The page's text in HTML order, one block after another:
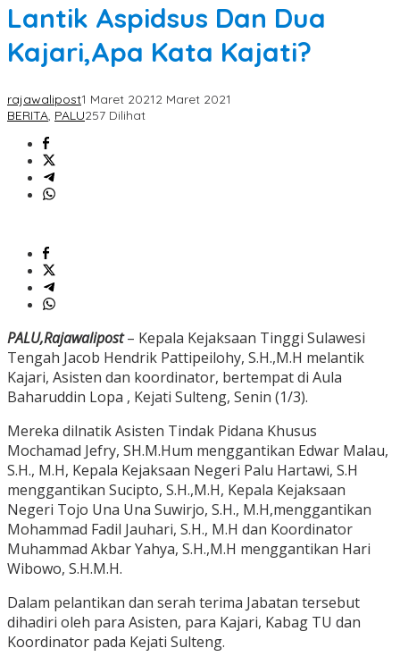
Lantik Aspidsus Dan Dua
Kajari,Apa Kata Kajati?
rajawalipost1 Maret 20212 Maret 2021
BERITA, PALU257 Dilihat
PALU,Rajawalipost– Kepala Kejaksaan Tinggi Sulawesi
Tengah Jacob Hendrik Pattipeilohy, S.H.,M.H melantik
Kajari, Asisten dan koordinator, bertempat di Aula
Baharuddin Lopa , Kejati Sulteng, Senin (1/3).
Mereka dilnatik Asisten Tindak Pidana Khusus
Mochamad Jefry, SH.M.Hum menggantikan Edwar Malau,
S.H., M.H, Kepala Kejaksaan Negeri Palu Hartawi, S.H
menggantikan Sucipto, S.H.,M.H, Kepala Kejaksaan
Negeri Tojo Una Una Suwirjo, S.H., M.H,menggantikan
Mohammad Fadil Jauhari, S.H., M.H dan Koordinator
Muhammad Akbar Yahya, S.H.,M.H menggantikan Hari
Wibowo, S.H.M.H.
Dalam pelantikan dan serah terima Jabatan tersebut
dihadiri oleh para Asisten, para Kajari, Kabag TU dan
Koordinator pada Kejati Sulteng.